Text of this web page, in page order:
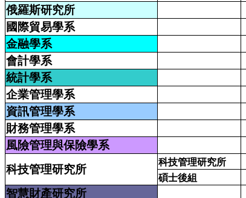
俄羅斯研究所
國際貿易學系
金融學系
會計學系
統計學系
企業管理學系
資訊管理學系
財務管理學系
風險管理與保險學系
科技管理研究所
科技管理研究所
碩士後組
智慧財產研究所